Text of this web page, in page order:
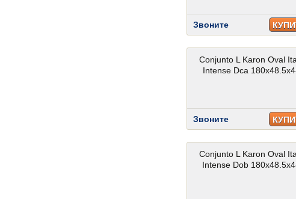
Звоните
Conjunto L Karon Oval
Intense Dca
Звоните
Conjunto L Karon Oval
Intense Dob